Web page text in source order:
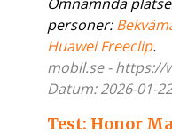
personer:
Huawei Freeclip.
mobil.se - https://
Datum: 2026-01-
Test: Honor